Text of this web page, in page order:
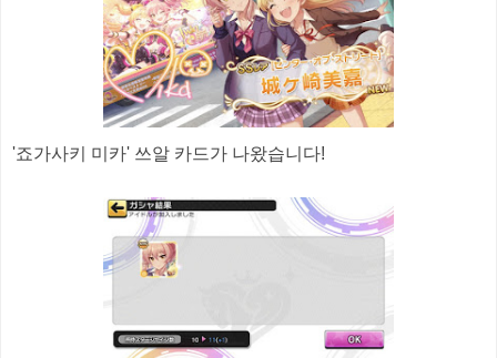
'죠가사키 미카' 쓰알 카드가 나왔습니다!